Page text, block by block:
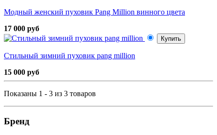
Модный женский пуховик Pang Million винного цвета
17 000 руб
Купить
Стильный зимний пуховик pang million
15 000 руб
Показаны 1 - 3 из 3 товаров
Бренд